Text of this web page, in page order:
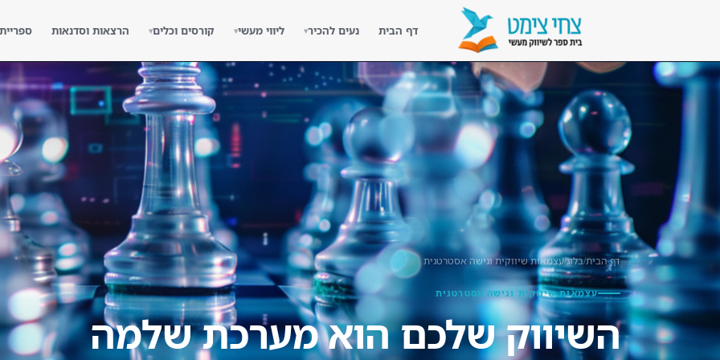
דף הבית נעים להכיר▾ ליווי מעשי▾ קורסים וכלים▾ הרצאות וסדנאות
דף הבית
ליווי מעשי
קורסים
ספריית השראה
בלוג שיווק מעשי
לקוחות מספרים
צור קשר
דף הבית/בלוג/עצמאות שיווקית וגישה אסטרטגית
עצמאות שיווקית וגישה אסטרטגית
השיווק שלכם הוא מערכת שלמה